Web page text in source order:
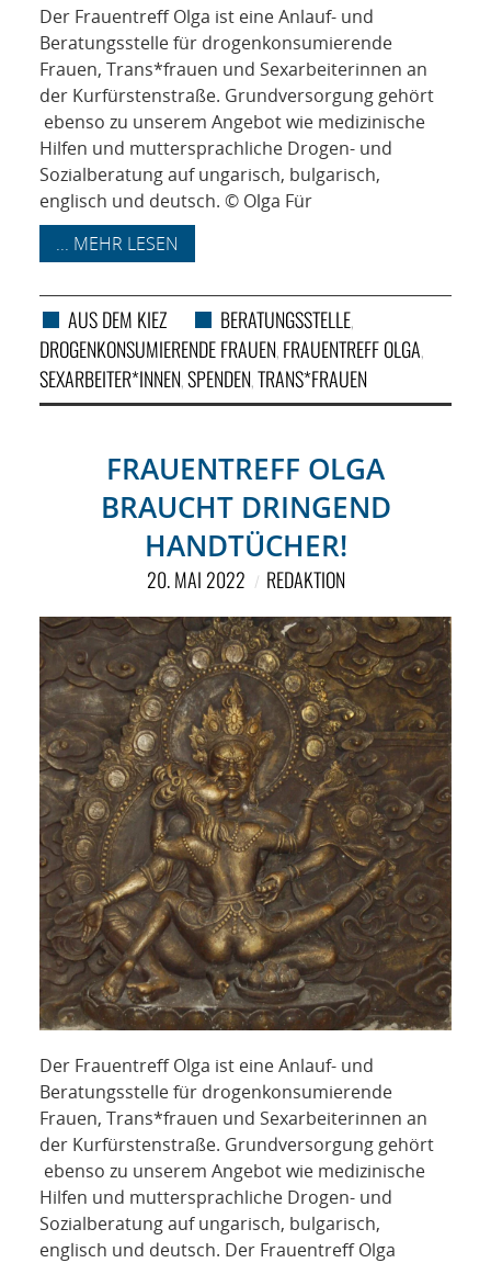
Der Frauentreff Olga ist eine Anlauf- und
Beratungsstelle für drogenkonsumierende
Frauen, Trans*frauen und Sexarbeiterinnen an
der Kurfürstenstraße. Grundversorgung gehört
ebenso zu unserem Angebot wie medizinische
Hilfen und muttersprachliche Drogen- und
Sozialberatung auf ungarisch, bulgarisch,
englisch und deutsch. © Olga Für
... MEHR LESEN
AUS DEM KIEZ BERATUNGSSTELLE,
DROGENKONSUMIERENDE FRAUEN, FRAUENTREFF OLGA,
SEXARBEITER*INNEN,SPENDEN,TRANS*FRAUEN
FRAUENTREFF OLGA
BRAUCHT DRINGEND
HANDTÜCHER!
20. MAI 2022 REDAKTION
Der Frauentreff Olga ist eine Anlauf- und
Beratungsstelle für drogenkonsumierende
Frauen, Trans*frauen und Sexarbeiterinnen an
der Kurfürstenstraße. Grundversorgung gehört
ebenso zu unserem Angebot wie medizinische
Hilfen und muttersprachliche Drogen- und
Sozialberatung auf ungarisch, bulgarisch,
englisch und deutsch. Der Frauentreff Olga